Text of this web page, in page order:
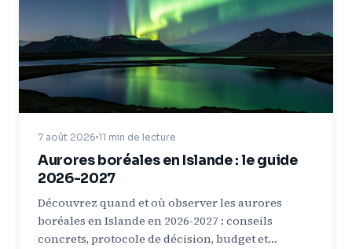
7 août 2026 11 min de lecture
Aurores boréales en Islande : le guide
2026-2027
Découvrez quand et où observer les aurores
boréales en Islande en 2026-2027 : conseils
concrets, protocole de décision, budget et…